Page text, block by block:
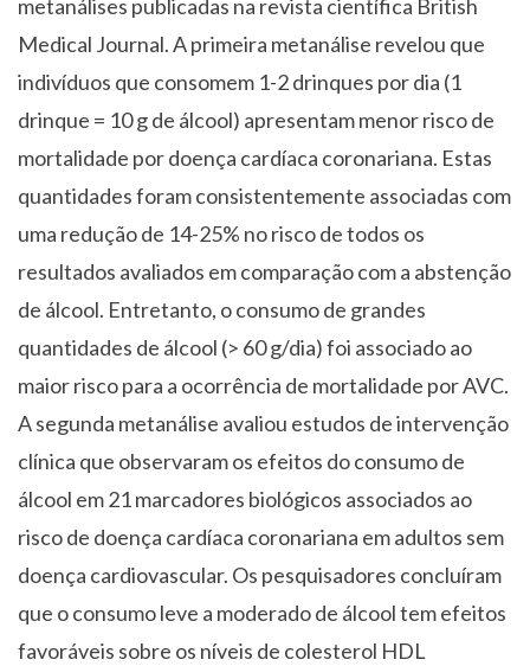
metanálises publicadas na revista científica British
Medical Journal.A primeira metanálise revelou que
indivíduos que consomem 1-2 drinques por dia (1
drinque = 10 g de álcool) apresentam menor risco de
mortalidade por doença cardíaca coronariana. Estas
quantidades foram consistentemente associadas com
uma redução de 14-25% no risco de todos os
resultados avaliados em comparação com a abstenção
de álcool. Entretanto, o consumo de grandes
quantidades de álcool (> 60 g/dia) foi associado ao
maior risco para a ocorrência de mortalidade por AVC.
A segunda metanálise avaliou estudos de intervenção
clínica que observaram os efeitos do consumo de
álcool em 21 marcadores biológicos associados ao
risco de doença cardíaca coronariana em adultos sem
doença cardiovascular. Os pesquisadores concluíram
que o consumo leve a moderado de álcool tem efeitos
favoráveis sobre os níveis de colesterol HDL